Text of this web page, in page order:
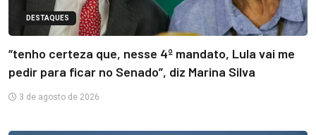
DESTAQUES
“tenho certeza que, nesse 4º mandato, Lula vai me
pedir para ficar no Senado”, diz Marina Silva
3 de agosto de 2026